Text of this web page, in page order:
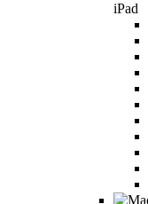
iPad